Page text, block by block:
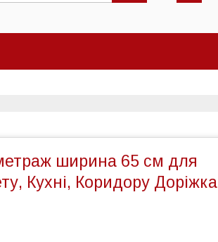
ширина 65 см для
Кухні, Коридору Доріжка